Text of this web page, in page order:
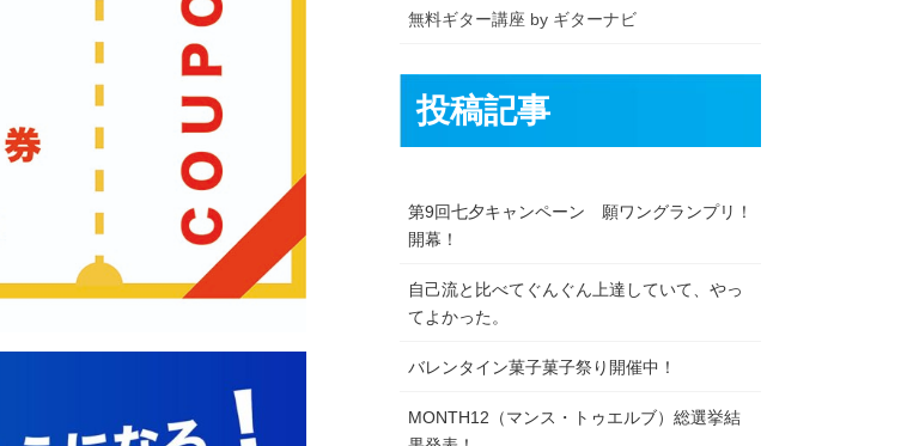
無料ギター講座 by ギターナビ
投稿記事
第9回七夕キャンペーン 願ワングランプリ！
開幕！
自己流と比べてぐんぐん上達していて、やっ
てよかった。
バレンタイン菓子菓子祭り開催中！
MONTH12（マンス・トゥエルブ）総選挙結